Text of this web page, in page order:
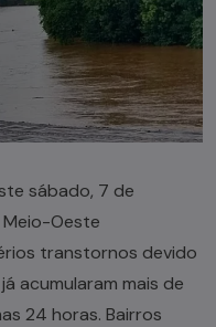
sábado, 7 de
Oeste
transtornos devido
acumularam mais de
24 horas. Bairros